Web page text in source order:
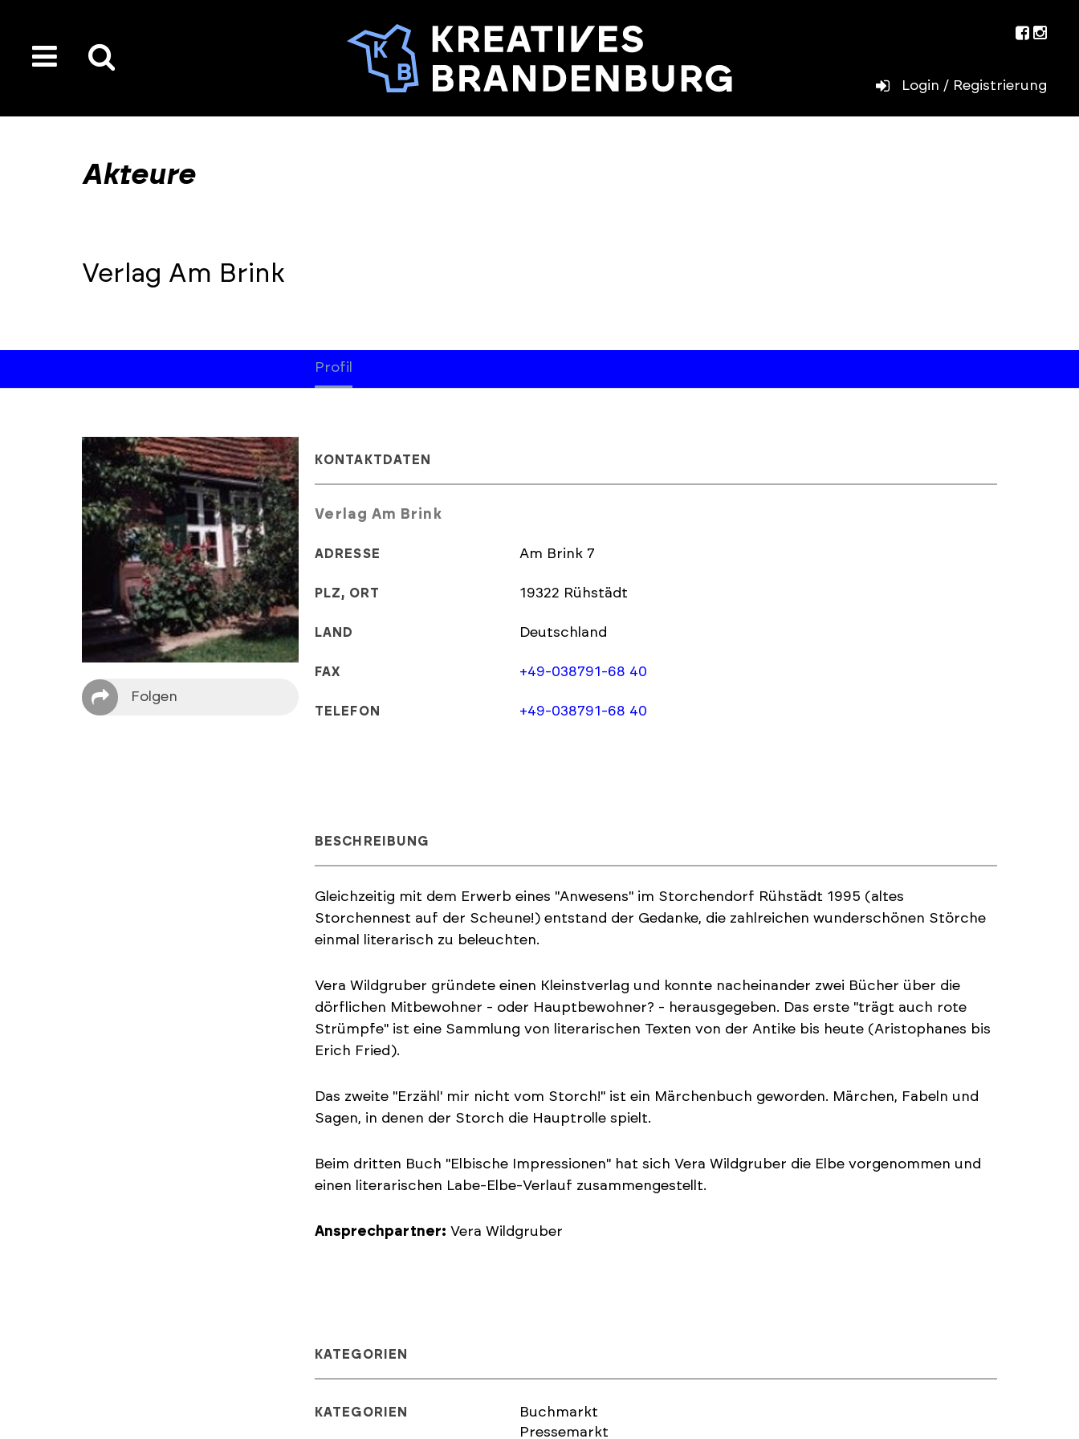
toggle
der
Seite
Login / Registrierung
Akteure
Verlag Am Brink
Profil
Folgen
KONTAKTDATEN
Verlag Am Brink
ADRESSE Am Brink 7
PLZ, ORT 19322 Rühstädt
LAND Deutschland
FAX +49-038791-68 40
TELEFON +49-038791-68 40
BESCHREIBUNG
Gleichzeitig mit dem Erwerb eines "Anwesens" im Storchendorf Rühstädt 1995 (altes
Storchennest auf der Scheune!) entstand der Gedanke, die zahlreichen wunderschönen Störche
einmal literarisch zu beleuchten.
Vera Wildgruber gründete einen Kleinstverlag und konnte nacheinander zwei Bücher über die
dörflichen Mitbewohner - oder Hauptbewohner? - herausgegeben. Das erste "trägt auch rote
Strümpfe" ist eine Sammlung von literarischen Texten von der Antike bis heute (Aristophanes bis
Erich Fried).
Das zweite "Erzähl' mir nicht vom Storch!" ist ein Märchenbuch geworden. Märchen, Fabeln und
Sagen, in denen der Storch die Hauptrolle spielt.
Beim dritten Buch "Elbische Impressionen" hat sich Vera Wildgruber die Elbe vorgenommen und
einen literarischen Labe-Elbe-Verlauf zusammengestellt.
Ansprechpartner: Vera Wildgruber
KATEGORIEN
KATEGORIEN
Buchmarkt
Pressemarkt